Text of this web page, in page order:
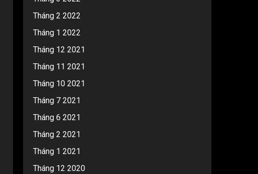
Tháng 2 2022
Tháng 1 2022
Tháng 12 2021
Tháng 11 2021
Tháng 10 2021
Tháng 7 2021
Tháng 6 2021
Tháng 2 2021
Tháng 1 2021
Tháng 12 2020